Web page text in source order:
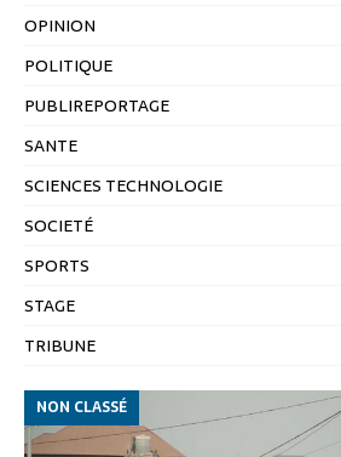
OPINION
POLITIQUE
PUBLIREPORTAGE
SANTE
SCIENCES TECHNOLOGIE
SOCIETÉ
SPORTS
STAGE
TRIBUNE
NON CLASSÉ